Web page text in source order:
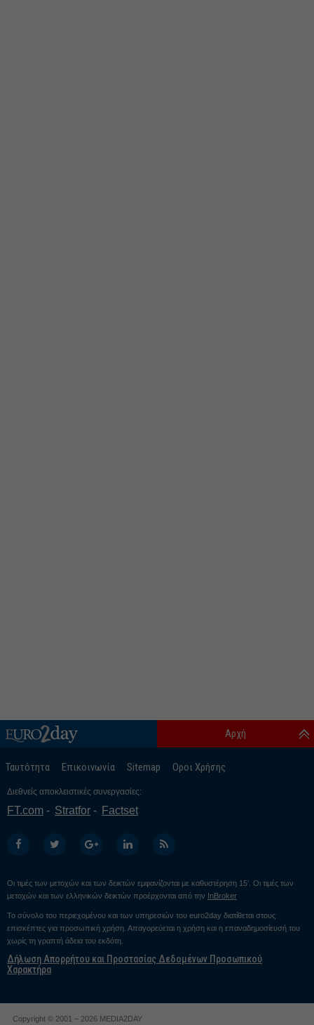
Ταυτότητα Επικοινωνία Sitemap Οροι Χρήσης
Αρχή
Διεθνείς αποκλειστικές συνεργασίες:
FT.com Stratfor Factset
Οι τιμές των μετοχών και των δεικτών εμφανίζονται με καθυστέρηση 15’. Οι τιμές των
μετοχών και των ελληνικών δεικτών προέρχονται από την InBroker
Το σύνολο του περιεχομένου και των υπηρεσιών του euro2day διατίθεται στους
επισκέπτες για προσωπική χρήση. Απαγορεύεται η χρήση και η επαναδημοσίευσή του
χωρίς τη γραπτή άδεια του εκδότη.
Δήλωση Απορρήτου και Προστασίας Δεδομένων Προσωπικού
Χαρακτήρα
Copyright © 2001 – 2026 MEDIA2DAY